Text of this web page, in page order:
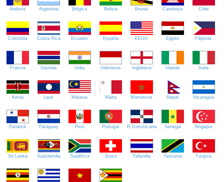
Andorra Argentina Bélgica Bolivia Brunei Camboya Chile
Colombia Costa Rica Ecuador España EEUU Egipto Filipinas
Francia Gambia India Indonesia Inglaterra Irlanda Italia
Kenia Laos Malasia Malta Marruecos Nepal Nicaragua
Panamá Paraguay Perú Portugal R.Dominicana Senegal Singapur
Sri Lanka Suazilandia Sudáfrica Suiza Tailandia Tanzania Turquía